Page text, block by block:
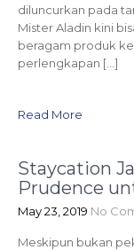
diluncurkan pada
Mister Aladin kini
beragam produk
perlengkapan […]
Read More
Staycation
Prudence
May 23, 2019 No
Meskipun bukan